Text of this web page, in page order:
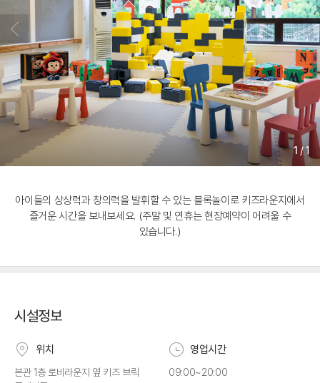
1 /1
아이들의 상상력과 창의력을 발휘할 수 있는 블록놀이로 키즈라운지에서
즐거운 시간을 보내보세요. (주말 및 연휴는 현장예약이 어려울 수
있습니다.)
시설정보
위치
본관 1층 로비라운지 옆 키즈 브릭
영업시간
09:00~20:00